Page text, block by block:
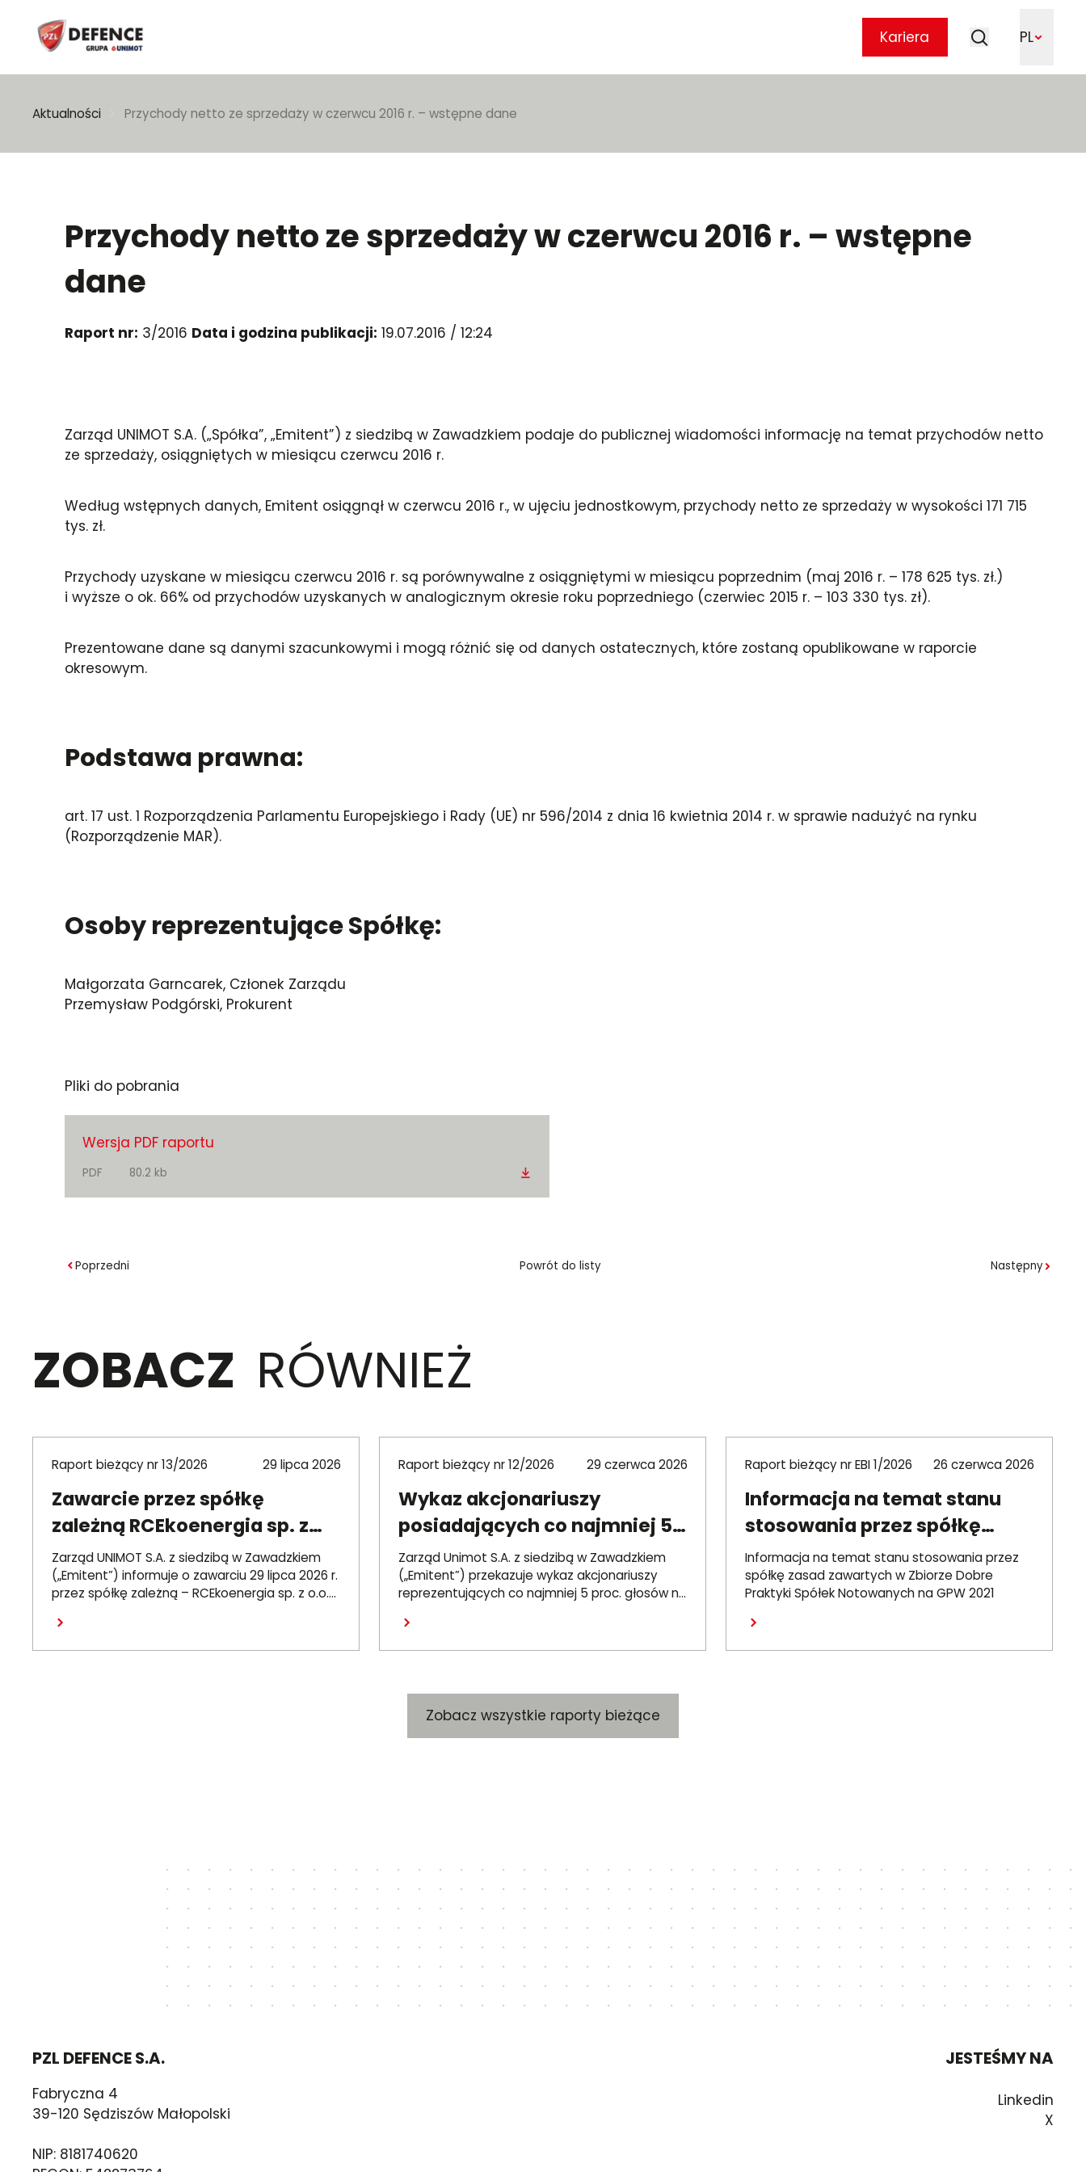
Kariera
PL
Aktualności Przychody netto ze sprzedaży w czerwcu 2016 r. – wstępne dane
Przychody netto ze sprzedaży w czerwcu 2016 r. – wstępne
dane
Raport nr: 3/2016 Data i godzina publikacji: 19.07.2016 / 12:24
Zarząd UNIMOT S.A. („Spółka”, „Emitent”) z siedzibą w Zawadzkiem podaje do publicznej wiadomości informację na temat przychodów netto
ze sprzedaży, osiągniętych w miesiącu czerwcu 2016 r.
Według wstępnych danych, Emitent osiągnął w czerwcu 2016 r., w ujęciu jednostkowym, przychody netto ze sprzedaży w wysokości 171 715
tys. zł.
Przychody uzyskane w miesiącu czerwcu 2016 r. są porównywalne z osiągniętymi w miesiącu poprzednim (maj 2016 r. – 178 625 tys. zł.)
i wyższe o ok. 66% od przychodów uzyskanych w analogicznym okresie roku poprzedniego (czerwiec 2015 r. – 103 330 tys. zł).
Prezentowane dane są danymi szacunkowymi i mogą różnić się od danych ostatecznych, które zostaną opublikowane w raporcie
okresowym.
Podstawa prawna:
art. 17 ust. 1 Rozporządzenia Parlamentu Europejskiego i Rady (UE) nr 596/2014 z dnia 16 kwietnia 2014 r. w sprawie nadużyć na rynku
(Rozporządzenie MAR).
Osoby reprezentujące Spółkę:
Małgorzata Garncarek, Członek Zarządu
Przemysław Podgórski, Prokurent
Pliki do pobrania
Wersja PDF raportu
PDF 80.2 kb Pobierz
Poprzedni Powrót do listy Następny
ZOBACZ RÓWNIEŻ
Raport bieżący nr 13/2026 29 lipca 2026
Zawarcie przez spółkę
zależną RCEkoenergia sp. z
o.o. umowy wieloletniej na
sprzedaż ciepła do miasta
Czechowice-Dziedzice
Zarząd UNIMOT S.A. z siedzibą w Zawadzkiem
(„Emitent”) informuje o zawarciu 29 lipca 2026 r.
przez spółkę zależną – RCEkoenergia sp. z o.o.
Przedsiębiorstwem Inżynierii Miejskiej sp. z o.o. z
siedzibą w Czechowicach-Dziedzicach („PIM”),
Raport bieżący nr 12/2026 29 czerwca 2026
Wykaz akcjonariuszy
posiadających co najmniej 5
proc. głosów na ZWZ 26
czerwca 2026 r.
Zarząd Unimot S.A. z siedzibą w Zawadzkiem
(„Emitent”) przekazuje wykaz akcjonariuszy
reprezentujących co najmniej 5 proc. głosów na
które odbyło się 26 czerwca 2026 r. („ZWZ”).
Raport bieżący nr EBI 1/2026 26 czerwca 2026
Informacja na temat stanu
stosowania przez spółkę
zasad DPSN2021
Informacja na temat stanu stosowania przez
spółkę zasad zawartych w Zbiorze Dobre
Praktyki Spółek Notowanych na GPW 2021
Zobacz wszystkie raporty bieżące
PZL DEFENCE S.A.
Fabryczna 4
39-120 Sędziszów Małopolski
NIP: 8181740620
JESTEŚMY NA
Linkedin
X